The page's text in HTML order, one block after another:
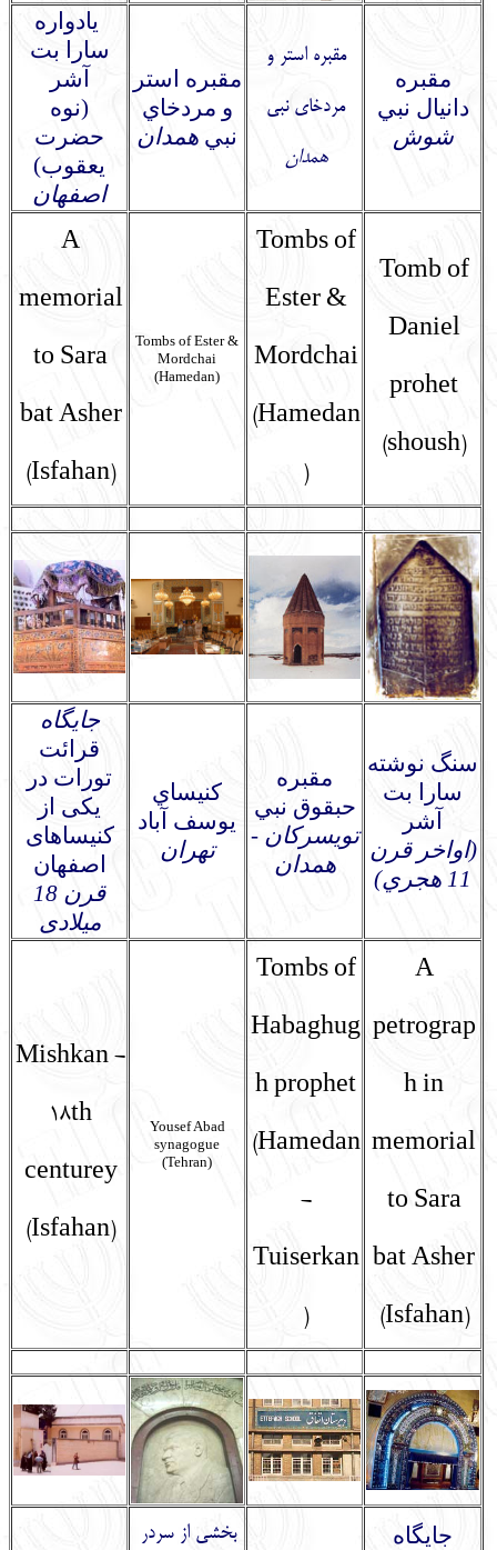
مقبره
دانيال نبي
شوش
مقبره استر و
مردخاي نبي
همدان
مقبره استر
و مردخاي
نبي همدان
یادواره
سارا بت
آشر
(نوه
حضرت
يعقوب)
اصفهان
Tomb of
Daniel
prohet
(shoush)
Tombs of
Ester &
Mordchai
(Hamedan
)
Tombs of Ester &
Mordchai
(Hamedan)
A
memorial
to Sara
bat Asher
(Isfahan)
سنگ نوشته
سارا بت
آشر
(اواخر قرن
11 هجري)
مقبره
حبقوق نبي
تويسركان -
همدان
كنيساي
يوسف آباد
تهران
جایگاه
قرائت
تورات در
یکی از
کنیساهای
اصفهان
قرن 18
میلادی
A
petrograp
h in
memorial
to Sara
bat Asher
(Isfahan)
Tombs of
Habaghug
h prophet
(Hamedan
-
Tuiserkan
)
Yousef Abad
synagogue
(Tehran)
Mishkan -
18th
centurey
(Isfahan)
جایگاه
بخشی از سردر